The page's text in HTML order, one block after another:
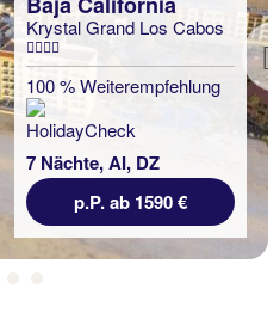
Krystal Grand Los Cabos
100 % Weiterempfehlung
7 Nächte, AI, DZ
p.P. ab 1590 €